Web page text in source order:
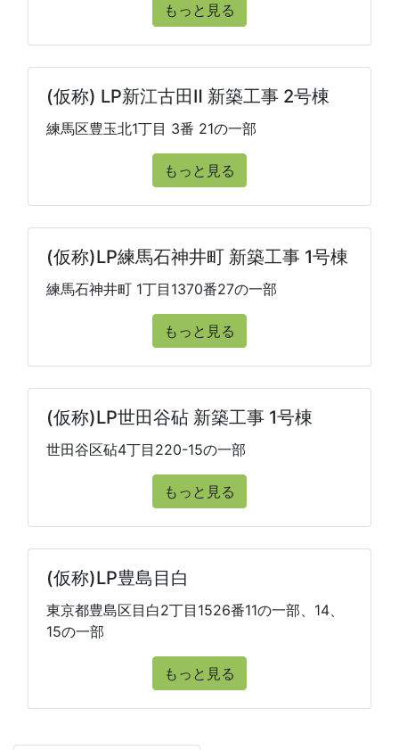
もっと見る
(仮称) LP新江古田Ⅱ 新築工事 2号棟
練馬区豊玉北1丁目 3番 21の一部
もっと見る
(仮称)LP練馬石神井町 新築工事 1号棟
練馬石神井町 1丁目1370番27の一部
もっと見る
(仮称)LP世田谷砧 新築工事 1号棟
世田谷区砧4丁目220-15の一部
もっと見る
(仮称)LP豊島目白
東京都豊島区目白2丁目1526番11の一部、14、
15の一部
もっと見る